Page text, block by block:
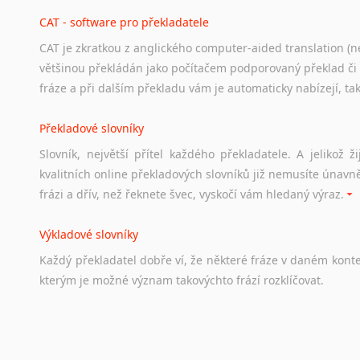
Studium v Austrálii
Soubor odkazů užitečných všem, kteří uvažují o studiu v
a zázemí, australské univerzity a samozřejmě i osobní
Práce v Austrálii
Odkazy poskytující cenné informace nekomerčního
hledat práci na internetu případně osobní zkušenosti
Hledáte-li
práci
stejná obecná pravidla, jako pro český životopis. Tak dost
CAT - software pro překladatele
CAT je zkratkou z anglického computer-aided translation
většinou překládán jako počítačem podporovaný překlad
fráze a při dalším překladu vám je automaticky nabízejí,
Překladové slovníky
Slovník, největší přítel každého překladatele. A jelikož
kvalitních online překladových slovníků již nemusíte
frázi a dřív, než řeknete švec, vyskočí vám hledaný výraz.
Výkladové slovníky
Každý překladatel dobře ví, že některé fráze v daném
kterým je možné význam takovýchto frází rozklíčovat.